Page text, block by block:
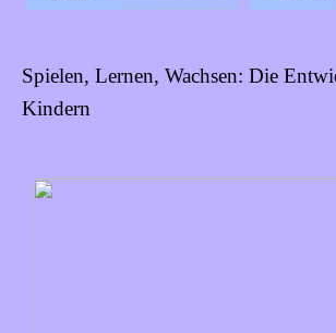
Spielen, Lernen, Wachsen: Die
Kindern